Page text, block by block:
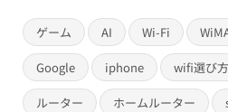
ゲーム AI Wi-Fi
Google iphone wifi選び方
ルーター ホームルーター